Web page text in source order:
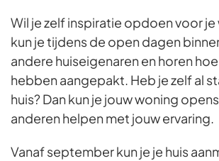
Wil je zelf inspiratie opdoen voor je
kun je tijdens de open dagen
andere huiseigenaren en horen
hebben aangepakt. Heb je zelf al
huis? Dan kun je jouw woning
anderen helpen met jouw ervaring.
Vanaf september kun je je huis